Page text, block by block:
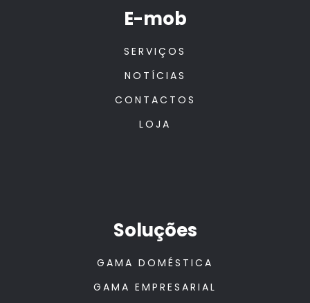
E-mob
SERVIÇOS
NOTÍCIAS
CONTACTOS
LOJA
Soluções
GAMA DOMÉSTICA
GAMA EMPRESARIAL